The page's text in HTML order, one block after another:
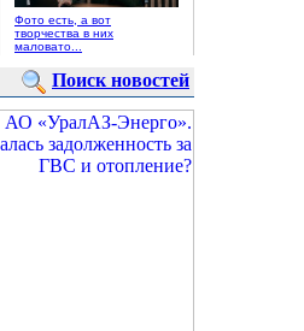
Фото есть, а вот
творчества в них
маловато...
Поиск новостей